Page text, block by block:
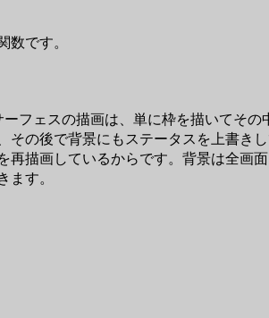
数です。
フェスの描画は、単に枠を描いてその
の後で背景にもステータスを上書きし
描画しているからです。背景は全画
ます。